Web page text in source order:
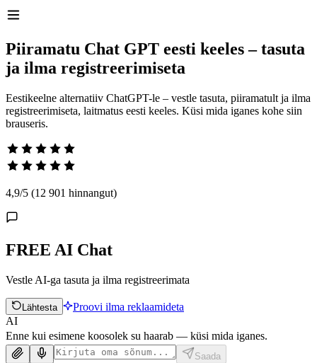
Piiramatu Chat GPT eesti keeles – tasuta
ja ilma registreerimiseta
Eestikeelne alternatiiv ChatGPT-le – vestle tasuta, piiramatult ja ilma
registreerimiseta, laitmatus eesti keeles. Küsi mida iganes kohe siin
brauseris.
4,9/5 (12 901 hinnangut)
FREE AI Chat
Vestle AI-ga tasuta ja ilma registreerimata
Lähtesta
Proovi ilma reklaamideta
AI
Enne kui esimene koosolek su haarab — küsi mida iganes.
Saada